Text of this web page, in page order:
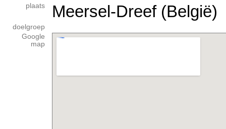
plaats Meersel-Dreef (België)
doelgroep
Google
map